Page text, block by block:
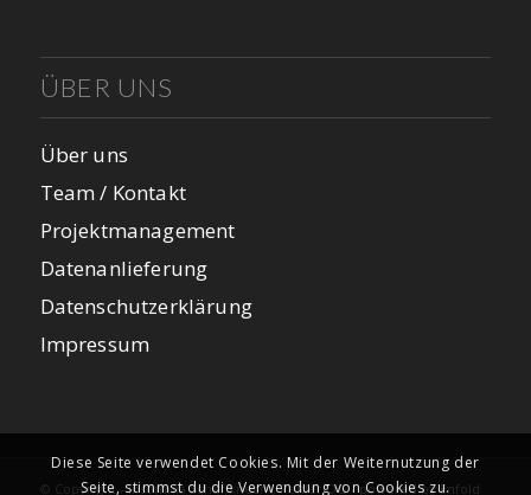
ÜBER UNS
Über uns
Team / Kontakt
Projektmanagement
Datenanlieferung
Datenschutzerklärung
Impressum
© Copyright - insomnia Scheffknecht, Peitler OG -powered by Enfold
Diese Seite verwendet Cookies. Mit der Weiternutzung der
Seite, stimmst du die Verwendung von Cookies zu.